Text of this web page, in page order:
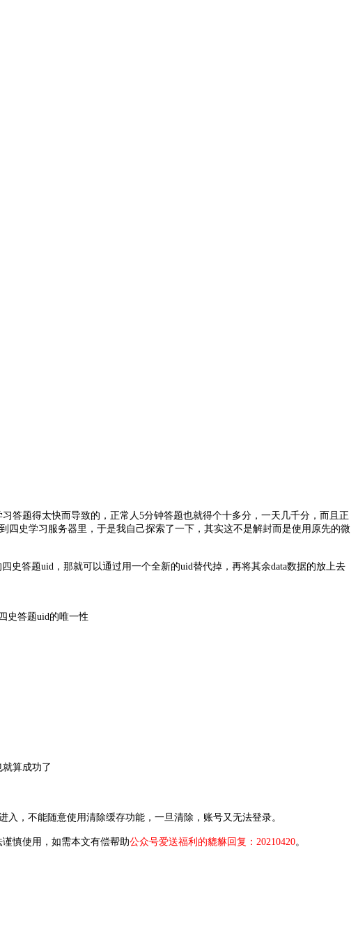
答题得太快而导致的，正常人5分钟答题也就得个十多分，一天几千分，而且正
四史学习服务器里，于是我自己探索了一下，其实这不是解封而是使用原先的微
史答题uid，那就可以通过用一个全新的uid替代掉，再将其余data数据的放上去
史答题uid的唯一性
算成功了
，不能随意使用清除缓存功能，一旦清除，账号又无法登录。
慎使用，如需本文有偿帮助公众号爱送福利的貔貅回复：20210420。